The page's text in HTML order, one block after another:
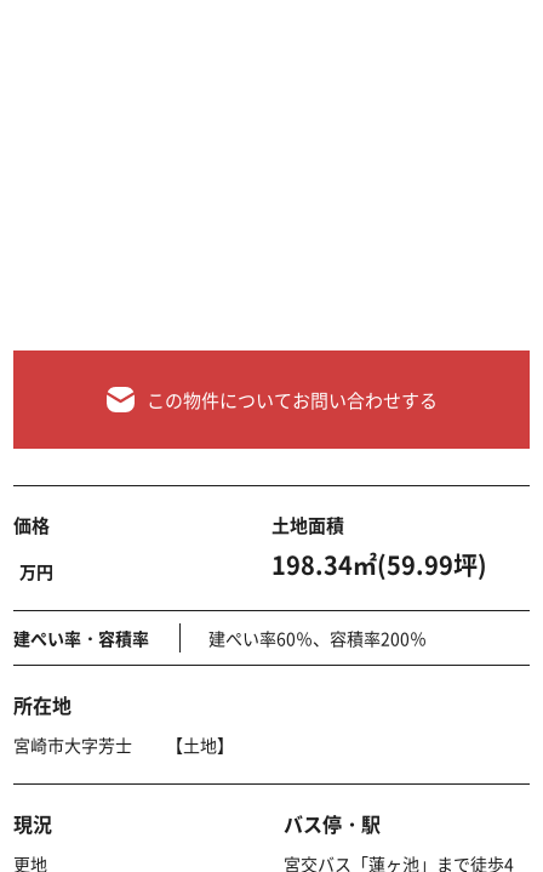
この物件についてお問い合わせする
価格
万円
土地面積
198.34㎡(59.99坪)
建ぺい率・容積率 建ぺい率60％、容積率200％
所在地
宮崎市大字芳士 【土地】
現況
更地
バス停・駅
宮交バス「蓮ヶ池」まで徒歩4